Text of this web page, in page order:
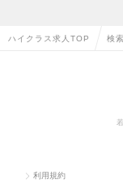
ハイクラス求人TOP 検
利用規約